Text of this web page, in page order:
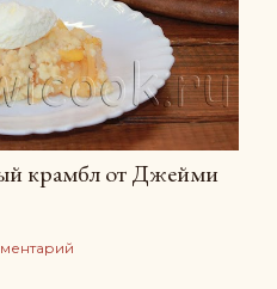
крамбл от Джейми